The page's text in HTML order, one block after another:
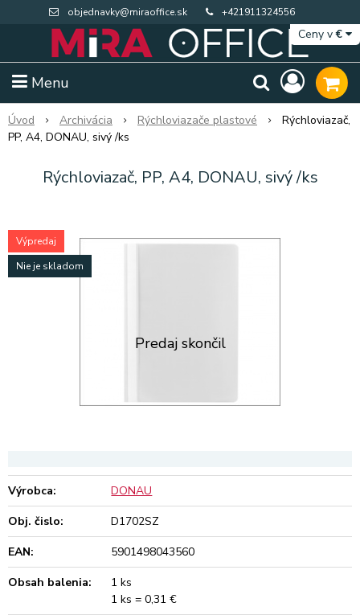
objednavky@miraoffice.sk +421911324556
Menu
Ceny v€
Úvod Archivácia Rýchloviazače plastové
Rýchloviazač,
PP, A4, DONAU, sivý /ks
Rýchloviazač, PP, A4, DONAU, sivý /ks
Výpredaj
Nie je skladom
Výrobca:
DONAU
Obj. čislo:
D1702SZ
EAN:
5901498043560
Obsah balenia:
1 ks
1 ks = 0,31 €